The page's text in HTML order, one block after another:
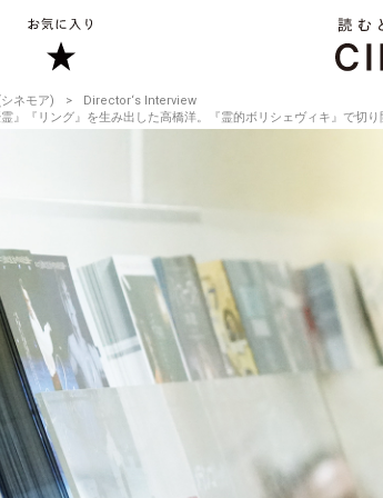
シネモア)
Director‘s Interview
霊』『リング』を生み出した高橋洋。『霊的ボリシェヴィキ』で